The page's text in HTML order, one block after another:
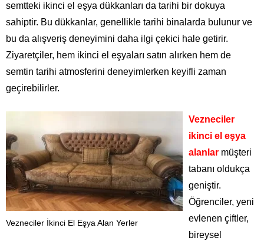
semtteki ikinci el eşya dükkanları da tarihi bir dokuya
sahiptir. Bu dükkanlar, genellikle tarihi binalarda bulunur ve
bu da alışveriş deneyimini daha ilgi çekici hale getirir.
Ziyaretçiler, hem ikinci el eşyaları satın alırken hem de
semtin tarihi atmosferini deneyimlerken keyifli zaman
geçirebilirler.
Vezneciler İkinci El Eşya Alan Yerler
Vezneciler
ikinci el eşya
alanlar müşteri
tabanı oldukça
geniştir.
Öğrenciler, yeni
evlenen çiftler,
bireysel